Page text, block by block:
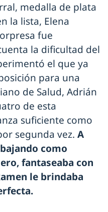
medalla de plata
la lista, Elena
fue
la dificultad del
el que ya
para una
de Salud, Adrián
de esta
suficiente como
segunda vez. A
como
fantaseaba con
le brindaba